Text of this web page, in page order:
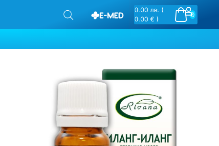
0
0.00 лв. (
0.00 € )